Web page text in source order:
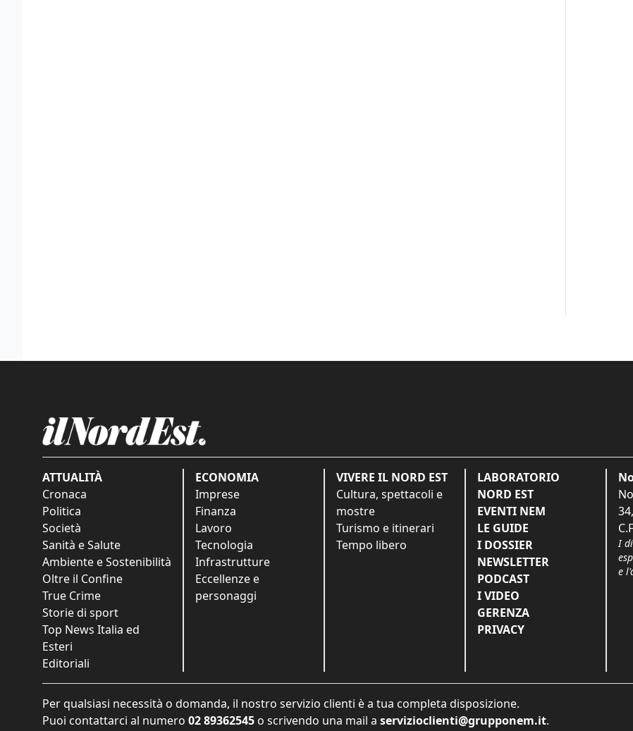
ATTUALITÀ
Cronaca
Politica
Società
Sanità e Salute
Ambiente e Sostenibilità
Oltre il Confine
True Crime
Storie di sport
Top News Italia ed
Esteri
Editoriali
ECONOMIA
Imprese
Finanza
Lavoro
Tecnologia
Infrastrutture
Eccellenze e
personaggi
VIVERE IL NORD EST
Cultura, spettacoli e
mostre
Turismo e itinerari
Tempo libero
LABORATORIO
NORD EST
EVENTI NEM
LE GUIDE
I DOSSIER
NEWSLETTER
PODCAST
I VIDEO
GERENZA
PRIVACY
I
e
Per qualsiasi necessità o domanda, il nostro servizio clienti è a tua completa disposizione.
Puoi contattarci al numero 02 89362545 o scrivendo una mail a servizioclienti@grupponem.it.